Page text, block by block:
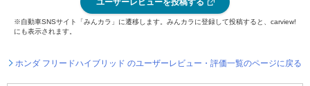
ユーザーレビューを投稿する
※自動車SNSサイト「みんカラ」に遷移します。みんカラに登録して投稿すると、carview!
にも表示されます。
ホンダ フリードハイブリッド のユーザーレビュー・評価一覧のページに戻る